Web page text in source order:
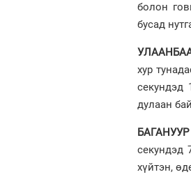
болон
бусад
хур
секундэд
дулаан
секундэд
хүйтэн,